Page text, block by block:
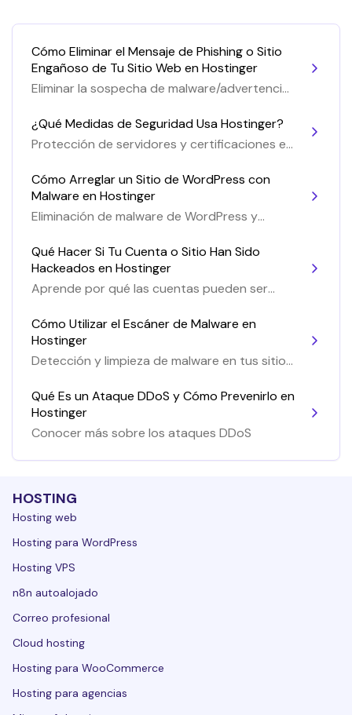
Cómo Eliminar el Mensaje de Phishing o Sitio
Engañoso de Tu Sitio Web en Hostinger
Eliminar la sospecha de malware/advertencia
¿Qué Medidas de Seguridad Usa Hostinger?
Protección de servidores y certificaciones en
Cómo Arreglar un Sitio de WordPress con
Malware en Hostinger
Eliminación de malware de WordPress y
Qué Hacer Si Tu Cuenta o Sitio Han Sido
Hackeados en Hostinger
Aprende por qué las cuentas pueden ser
Cómo Utilizar el Escáner de Malware en
Hostinger
Detección y limpieza de malware en tus sitios
Qué Es un Ataque DDoS y Cómo Prevenirlo en
Hostinger
Conocer más sobre los ataques DDoS
HOSTING
Hosting web
Hosting para WordPress
Hosting VPS
n8n autoalojado
Correo profesional
Cloud hosting
Hosting para WooCommerce
Hosting para agencias